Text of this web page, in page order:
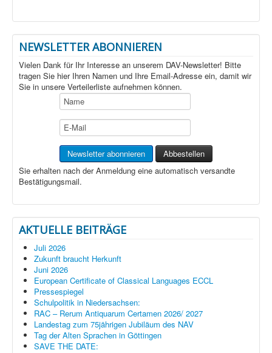
NEWSLETTER ABONNIEREN
Vielen Dank für Ihr Interesse an unserem DAV-Newsletter! Bitte
tragen Sie hier Ihren Namen und Ihre Email-Adresse ein, damit wir
Sie in unsere Verteilerliste aufnehmen können.
Sie erhalten nach der Anmeldung eine automatisch versandte
Bestätigungsmail.
AKTUELLE BEITRÄGE
Juli 2026
Zukunft braucht Herkunft
Juni 2026
European Certificate of Classical Languages ECCL
Pressespiegel
Schulpolitik in Niedersachsen:
RAC – Rerum Antiquarum Certamen 2026/ 2027
Landestag zum 75jährigen Jubiläum des NAV
Tag der Alten Sprachen in Göttingen
SAVE THE DATE: